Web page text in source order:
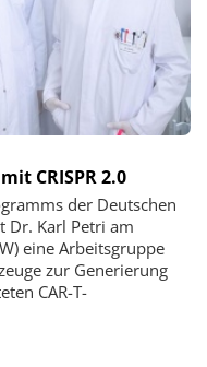
CRISPR 2.0
der Deutschen
Dr. Karl Petri am
eine Arbeitsgruppe
zur Generierung
CAR-T-